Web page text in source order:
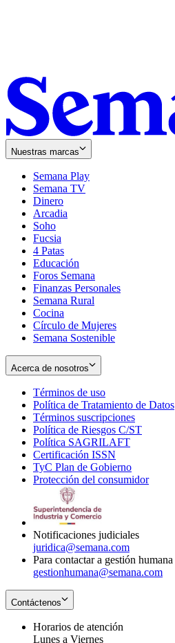
Nuestras marcas
Semana Play
Semana TV
Dinero
Arcadia
Soho
in
new
window
Fucsia
in
new
window
4 Patas
Educación
Foros Semana
Finanzas Personales
Semana Rural
Cocina
Círculo de Mujeres
Semana Sostenible
Acerca de nosotros
Términos de uso
in
new
window
Política de Tratamiento de Datos
Términos suscripciones
in
Política de Riesgos C/ST
Política SAGRILAFT
new
window
Certificación ISSN
in
new
TyC Plan de Gobierno
in
Protección del consumidorOpens
Notificaciones judiciales
juridica@semana.com
Para contactar a gestión humana
gestionhumana@semana.com
Contáctenos
Horarios de atención
Lunes a Viernes